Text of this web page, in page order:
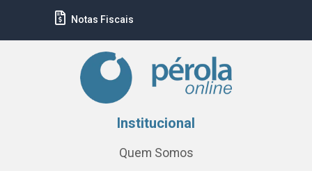
Notas Fiscais
Institucional
Quem Somos